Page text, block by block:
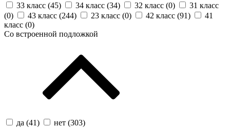
33 класс (45) 34 класс (34) 32 класс (0)
31 класс
(0) 43 класс (244) 23 класс (0) 42 класс (91)
41
класс (0)
Со встроенной подложкой
да (41) нет (303)